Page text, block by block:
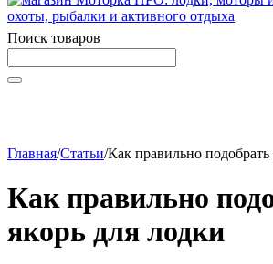
Поиск товаров
Главная/Статьи/Как правильно подобрать
Как правильно
якорь для лодки